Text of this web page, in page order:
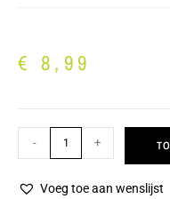
€ 8,99
- +
Voeg toe aan wenslijst